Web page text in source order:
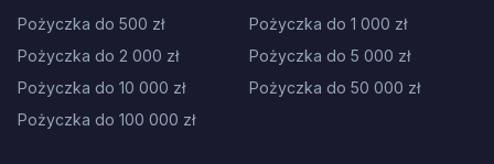
Pożyczka do 500 zł
Pożyczka do 1 000 zł
Pożyczka do 2 000 zł
Pożyczka do 5 000 zł
Pożyczka do 10 000 zł
Pożyczka do 50 000 zł
Pożyczka do 100 000 zł